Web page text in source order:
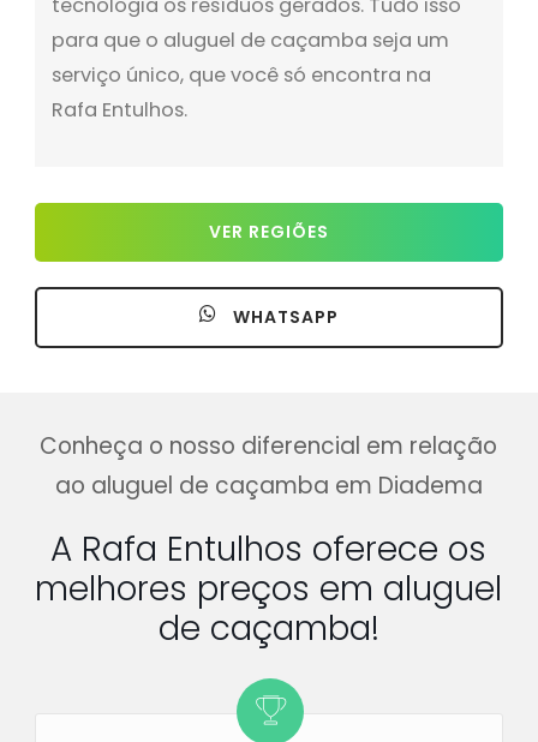
para que o aluguel de caçamba seja um
serviço único, que você só encontra na
Rafa Entulhos.
VER REGIÕES
WHATSAPP
Conheça o nosso diferencial em relação
ao aluguel de caçamba em Diadema
A Rafa Entulhos oferece os
melhores preços em aluguel
de caçamba!